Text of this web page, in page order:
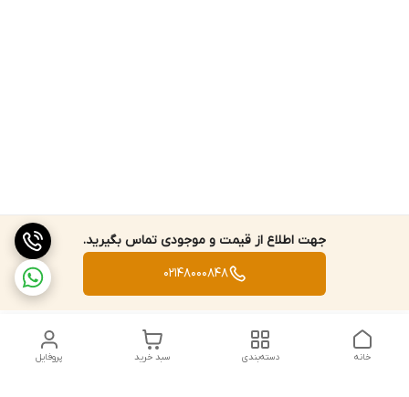
جهت اطلاع از قیمت و موجودی تماس بگیرید.
02148000848
پروفایل سبد خرید دسته‌بندی خانه